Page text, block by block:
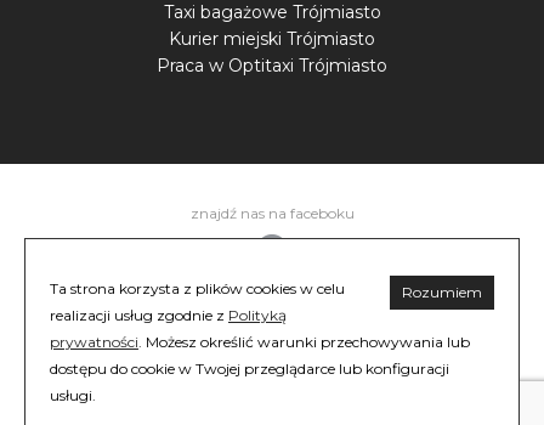
Taxi bagażowe Trójmiasto
Kurier miejski Trójmiasto
Praca w Optitaxi Trójmiasto
znajdź nas na faceboku
znajdź nas na instagram Regulamin
2026 OptiTaxi. All rights reserved.
Rozumiem
Ta strona korzysta z plików cookies w celu
realizacji usług zgodnie z Polityką
prywatności. Możesz określić warunki przechowywania lub
dostępu do cookie w Twojej przeglądarce lub konfiguracji
usługi.